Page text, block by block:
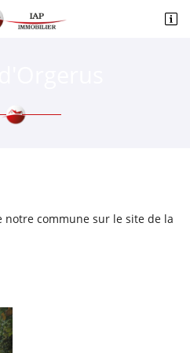

notre commune sur le site de la